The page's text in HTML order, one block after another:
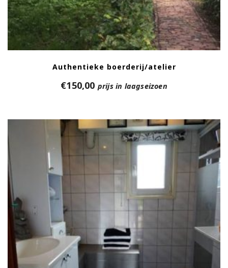
Authentieke boerderij/atelier
€150,00 prijs in laagseizoen